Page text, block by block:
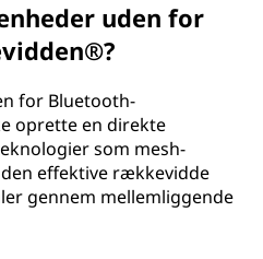
uden for
for Bluetooth-
oprette en direkte
som mesh-
effektive rækkevidde
gennem mellemliggende